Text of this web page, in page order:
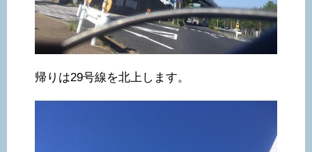
帰りは29号線を北上します。